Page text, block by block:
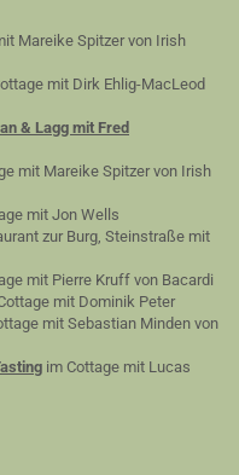
Mareike Spitzer von Irish
mit Dirk Ehlig-MacLeod
& Lagg mit Fred
mit Mareike Spitzer von Irish
mit Jon Wells
zur Burg, Steinstraße mit
mit Pierre Kruff von Bacardi
mit Dominik Peter
mit Sebastian Minden von
im Cottage mit Lucas